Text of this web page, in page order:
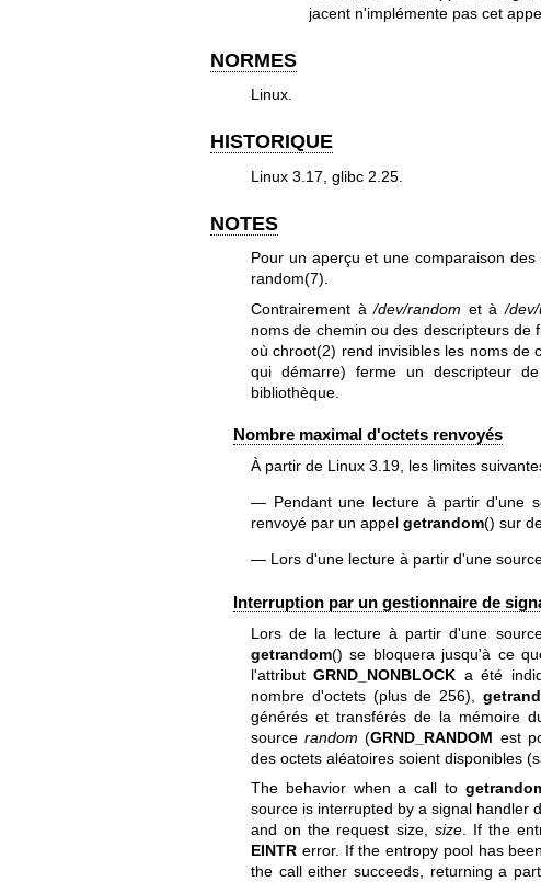
jacent n'implémente pas cet
NORMES
Linux.
HISTORIQUE
Linux 3.17, glibc 2.25.
NOTES
Pour un aperçu et une comparaison
random(7).
Contrairement à/dev/random et à/
noms de chemin ou des descripteurs de
oùchroot(2) rend invisibles les noms de
qui démarre) ferme un descripteur
bibliothèque.
Nombre maximal d'octets renvoyés
À partir de Linux 3.19, les limites
Pendant une lecture à partir d'une
renvoyé par un appel getrandom() sur
Lors d'une lecture à partir d'une
Interruption par un gestionnaire de
Lors de la lecture à partir d'une
getrandom() se bloquera jusqu'à ce
l'attributGRND_NONBLOCK a été
nombre d'octets (plus de 256),
générés et transférés de la mémoire
sourcerandom (GRND_RANDOM est
des octets aléatoires soient disponibles
The behavior when a call to
source is interrupted by a signal handler
and on the request size, size. If the
EINTRerror. If the entropy pool has
the call either succeeds, returning a